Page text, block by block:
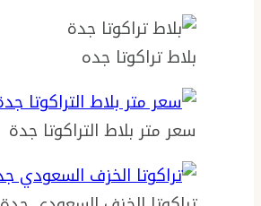
بلاط تراكوتا جده
سعر متر بلاط التراكوتا جدة